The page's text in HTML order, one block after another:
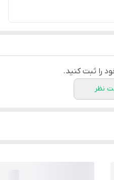
را ثبت کنید.
نظر